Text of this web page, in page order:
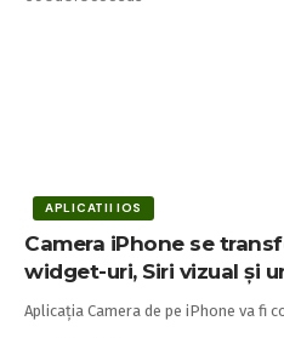
APLICATII IOS
Camera iPhone se
widget-uri, Siri vizual și
Aplicația Camera de pe iPhone va fi